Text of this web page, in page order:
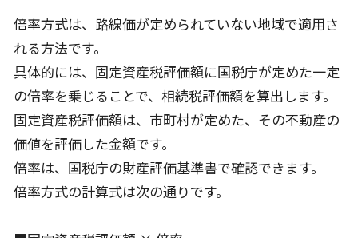
倍率方式は、路線価が定められていない地域で適用さ
れる方法です。
具体的には、固定資産税評価額に国税庁が定めた一定
の倍率を乗じることで、相続税評価額を算出します。
固定資産税評価額は、市町村が定めた、その不動産の
価値を評価した金額です。
倍率は、国税庁の財産評価基準書で確認できます。
倍率方式の計算式は次の通りです。